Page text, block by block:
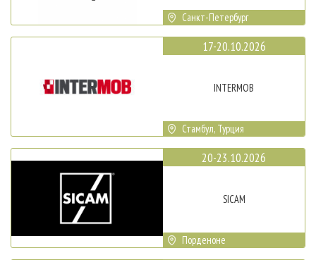
Санкт-Петербург
17-20.10.2026
INTERMOB
Стамбул, Турция
20-23.10.2026
SICAM
Порденоне